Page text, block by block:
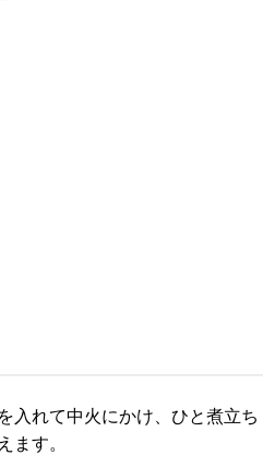
入れて中火にかけ、ひと煮立ち
ます。